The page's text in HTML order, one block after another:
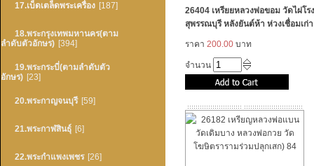
17.เบ็ดเตล็ดพระเครื่อง [187]
18.พระกรุงเทพมหานคร(ตาม
ลำดับตัวอักษร) [394]
19.พระกระบี่(ตามลำดับตัว
อักษร) [23]
20.พระกาญจนบุรี [59]
21.พระกาฬสินธุ์ [6]
22.พระกำแพงเพชร [26]
26404 เหรียยหลวงพ่อขอม วัดไผ่โร
สุพรรณบุรี หลังยันต์ห้า ห่วงเชื่อมเก่
ราคา 200.00 บาท
จำนวน